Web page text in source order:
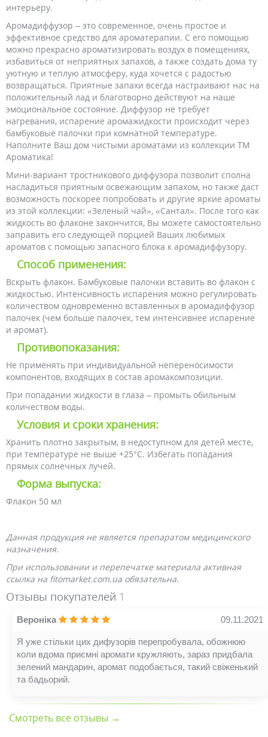
интерьеру.
Аромадиффузор – это современное, очень простое и
эффективное средство для ароматерапии. С его помощью
можно прекрасно ароматизировать воздух в помещениях,
избавиться от неприятных запахов, а также создать дома ту
уютную и теплую атмосферу, куда хочется с радостью
возвращаться. Приятные запахи всегда настраивают нас на
положительный лад и благотворно действуют на наше
эмоциональное состояние. Диффузор не требует
нагревания, испарение аромажидкости происходит через
бамбуковые палочки при комнатной температуре.
Наполните Ваш дом чистыми ароматами из коллекции ТМ
Ароматика!
Мини-вариант тростникового диффузора позволит сполна
насладиться приятным освежающим запахом, но также даст
возможность поскорее попробовать и другие яркие ароматы
из этой коллекции: «Зеленый чай», «Сантал». После того как
жидкость во флаконе закончится, Вы можете самостоятельно
заправить его следующей порцией Ваших любимых
ароматов с помощью запасного блока к аромадиффузору.
Способ применения:
Вскрыть флакон. Бамбуковые палочки вставить во флакон с
жидкостью. Интенсивность испарения можно регулировать
количеством одновременно вставленных в аромадиффузор
палочек (чем больше палочек, тем интенсивнее испарение
и аромат).
Противопоказания:
Не применять при индивидуальной непереносимости
компонентов, входящих в состав аромакомпозиции.
При попадании жидкости в глаза – промыть обильным
количеством воды.
Условия и сроки хранения:
Хранить плотно закрытым, в недоступном для детей месте,
при температуре не выше +25°С. Избегать попадания
прямых солнечных лучей.
Форма выпуска:
Флакон 50 мл
Данная продукция не является препаратом медицинского
назначения.
При использовании и перепечатке материала активная
ссылка на fitomarket.com.ua обязательна.
Отзывы покупателей 1
Вероніка 09.11.2021
Я уже стільки цих дифузорів перепробувала, обожнюю
коли вдома приємні аромати кружляють, зараз придбала
зелений мандарин, аромат подобається, такий свіженький
та бадьорий.
Смотреть все отзывы →